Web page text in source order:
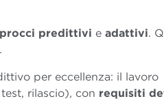
predittivi e adattivi.
per eccellenza: il lavoro
rilascio), con requisiti